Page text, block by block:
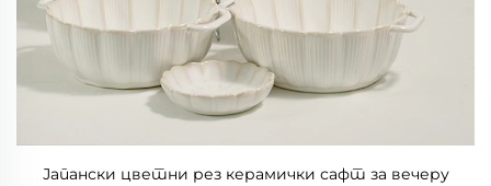
Јапански цветни рез керамички сафт за вечеру